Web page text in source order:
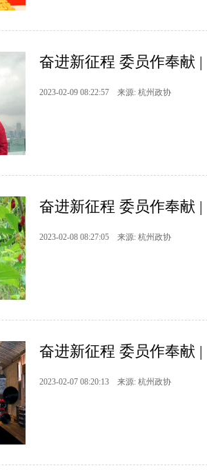
奋进新征程 委员作奉献
2023-02-09 08:22:57 来源: 杭州政协
奋进新征程 委员作奉献
2023-02-08 08:27:05 来源: 杭州政协
奋进新征程 委员作奉献
2023-02-07 08:20:13 来源: 杭州政协